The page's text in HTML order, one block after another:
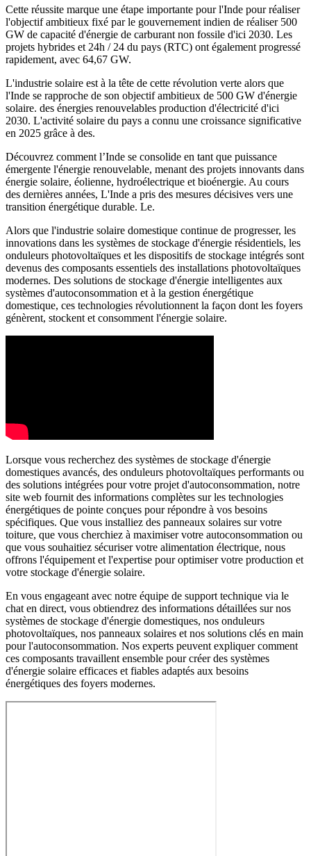
Cette réussite marque une étape importante pour l'Inde pour réaliser
l'objectif ambitieux fixé par le gouvernement indien de réaliser 500
GW de capacité d'énergie de carburant non fossile d'ici 2030. Les
projets hybrides et 24h / 24 du pays (RTC) ont également progressé
rapidement, avec 64,67 GW.
L'industrie solaire est à la tête de cette révolution verte alors que
l'Inde se rapproche de son objectif ambitieux de 500 GW d'énergie
solaire. des énergies renouvelables production d'électricité d'ici
2030. L'activité solaire du pays a connu une croissance significative
en 2025 grâce à des.
Découvrez comment l’Inde se consolide en tant que puissance
émergente l'énergie renouvelable, menant des projets innovants dans
énergie solaire, éolienne, hydroélectrique et bioénergie. Au cours
des dernières années, L'Inde a pris des mesures décisives vers une
transition énergétique durable. Le.
Alors que l'industrie solaire domestique continue de progresser, les
innovations dans les systèmes de stockage d'énergie résidentiels, les
onduleurs photovoltaïques et les dispositifs de stockage intégrés sont
devenus des composants essentiels des installations photovoltaïques
modernes. Des solutions de stockage d'énergie intelligentes aux
systèmes d'autoconsommation et à la gestion énergétique
domestique, ces technologies révolutionnent la façon dont les foyers
génèrent, stockent et consomment l'énergie solaire.
Lorsque vous recherchez des systèmes de stockage d'énergie
domestiques avancés, des onduleurs photovoltaïques performants ou
des solutions intégrées pour votre projet d'autoconsommation, notre
site web fournit des informations complètes sur les technologies
énergétiques de pointe conçues pour répondre à vos besoins
spécifiques. Que vous installiez des panneaux solaires sur votre
toiture, que vous cherchiez à maximiser votre autoconsommation ou
que vous souhaitiez sécuriser votre alimentation électrique, nous
offrons l'équipement et l'expertise pour optimiser votre production et
votre stockage d'énergie solaire.
En vous engageant avec notre équipe de support technique via le
chat en direct, vous obtiendrez des informations détaillées sur nos
systèmes de stockage d'énergie domestiques, nos onduleurs
photovoltaïques, nos panneaux solaires et nos solutions clés en main
pour l'autoconsommation. Nos experts peuvent expliquer comment
ces composants travaillent ensemble pour créer des systèmes
d'énergie solaire efficaces et fiables adaptés aux besoins
énergétiques des foyers modernes.